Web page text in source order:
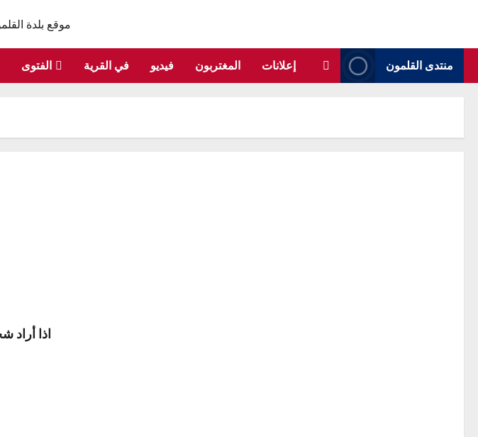
الفتوى في القرية فيديو المغتربون إعلانات منتدى القلمون
اذا